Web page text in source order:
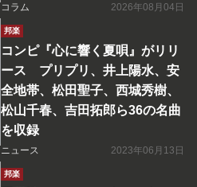
コラム 2026年08月04日
邦楽
コンピ『心に響く夏唄』がリリ
ース プリプリ、井上陽水、安
全地帯、松田聖子、西城秀樹、
松山千春、吉田拓郎ら36の名曲
を収録
ニュース 2023年06月13日
邦楽